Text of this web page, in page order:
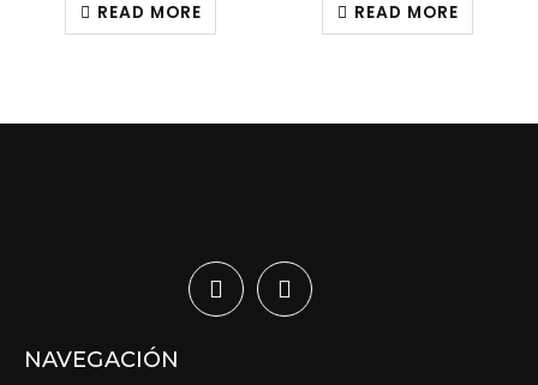
READ MORE READ MORE
NAVEGACIÓN